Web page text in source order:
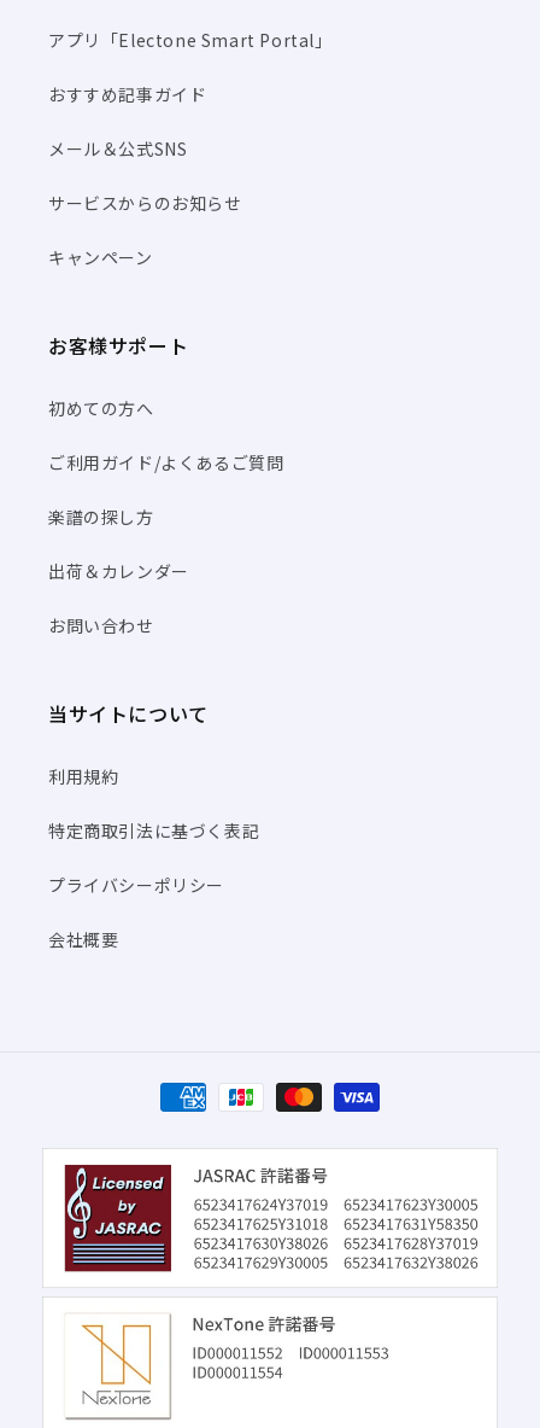
アプリ「Electone Smart Portal」
おすすめ記事ガイド
メール＆公式SNS
サービスからのお知らせ
キャンペーン
お客様サポート
初めての方へ
ご利用ガイド/よくあるご質問
楽譜の探し方
出荷＆カレンダー
お問い合わせ
当サイトについて
利用規約
特定商取引法に基づく表記
プライバシーポリシー
会社概要
決
済
方
法